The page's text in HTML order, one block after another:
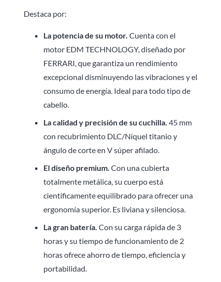
Destaca por:
La potencia de su motor. Cuenta con el
motor EDM TECHNOLOGY, diseñado por
FERRARI, que garantiza un rendimiento
excepcional disminuyendo las vibraciones y el
consumo de energía. Ideal para todo tipo de
cabello.
La calidad y precisión de su cuchilla. 45 mm
con recubrimiento DLC/Níquel titanio y
ángulo de corte en V súper afilado.
El diseño premium. Con una cubierta
totalmente metálica, su cuerpo está
científicamente equilibrado para ofrecer una
ergonomía superior. Es liviana y silenciosa.
La gran batería. Con su carga rápida de 3
horas y su tiempo de funcionamiento de 2
horas ofrece ahorro de tiempo, eficiencia y
portabilidad.